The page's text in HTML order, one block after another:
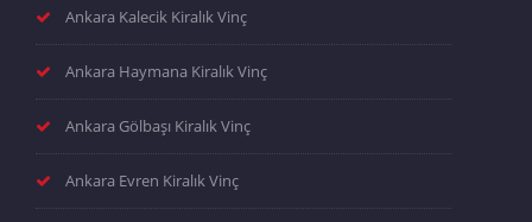
Ankara Kalecik Kiralık Vinç
Ankara Haymana Kiralık Vinç
Ankara Gölbaşı Kiralık Vinç
Ankara Evren Kiralık Vinç